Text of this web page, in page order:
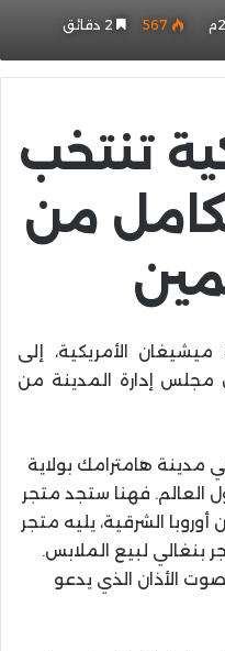
567
تنتخب
من
الأمريكية، إلى
مجلس إدارة المدينة من
مدينة هامترامك بولاية
العالم. فهنا ستجد متجر
الشرقية، يليه متجر
بنغالي لبيع الملابس.
الأذان الذي يدعو